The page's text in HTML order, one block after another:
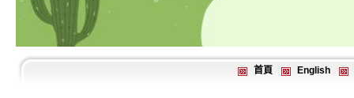
首頁 English